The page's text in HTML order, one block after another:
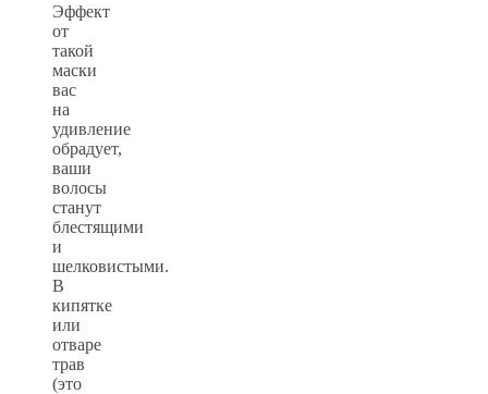
Эффект
от
такой
маски
вас
на
удивление
обрадует,
ваши
волосы
станут
блестящими
и
шелковистыми.
В
кипятке
или
отваре
трав
(это